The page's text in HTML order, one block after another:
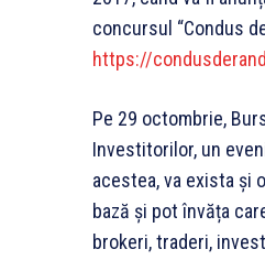
concursul “Condus
https://
Pe 29 octombrie,
Investitorilor, un
acestea, va exista și
bază și pot învăța
brokeri, traderi,